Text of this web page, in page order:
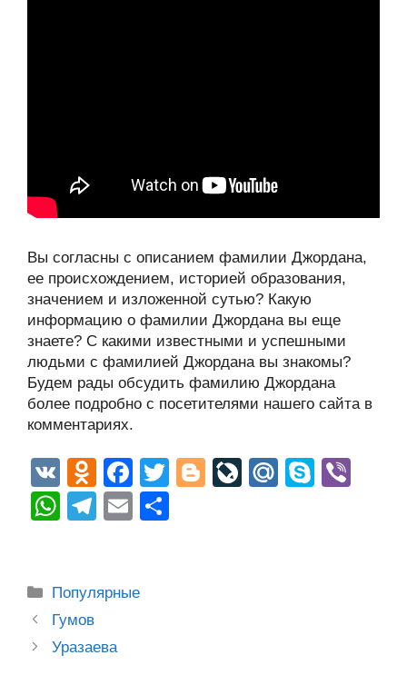
Вы согласны с описанием фамилии Джордана,
ее происхождением, историей образования,
значением и изложенной сутью? Какую
информацию о фамилии Джордана вы еще
знаете? С какими известными и успешными
людьми с фамилией Джордана вы знакомы?
Будем рады обсудить фамилию Джордана
более подробно с посетителями нашего сайта в
комментариях.
V
K
O
d
n
kl
ss
F
a
c
b
T
Bl
Li
M
S
W
s
A
p
T
gr
m
E
Рубрики
Популярные
Post
navigation
Гумов
Уразаева